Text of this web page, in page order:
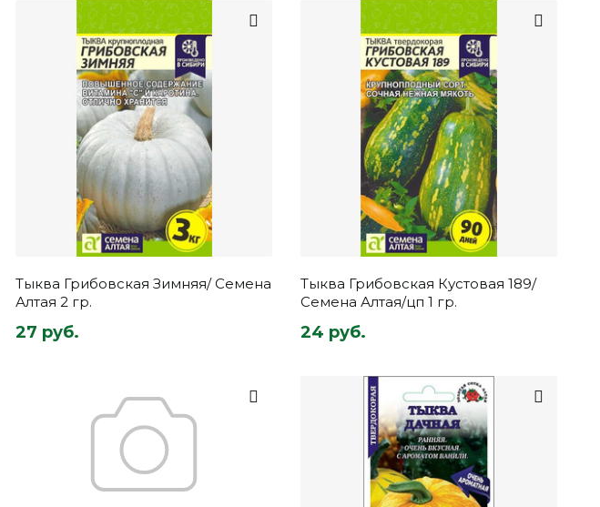
Тыква Грибовская Зимняя/ Семена
Алтая 2 гр.
27 руб.
Тыква Грибовская Кустовая 189/
Семена Алтая/цп 1 гр.
24 руб.